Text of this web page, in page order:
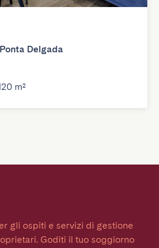
Delgada
m²
gli ospiti e servizi di gestione
Goditi il tuo soggiorno